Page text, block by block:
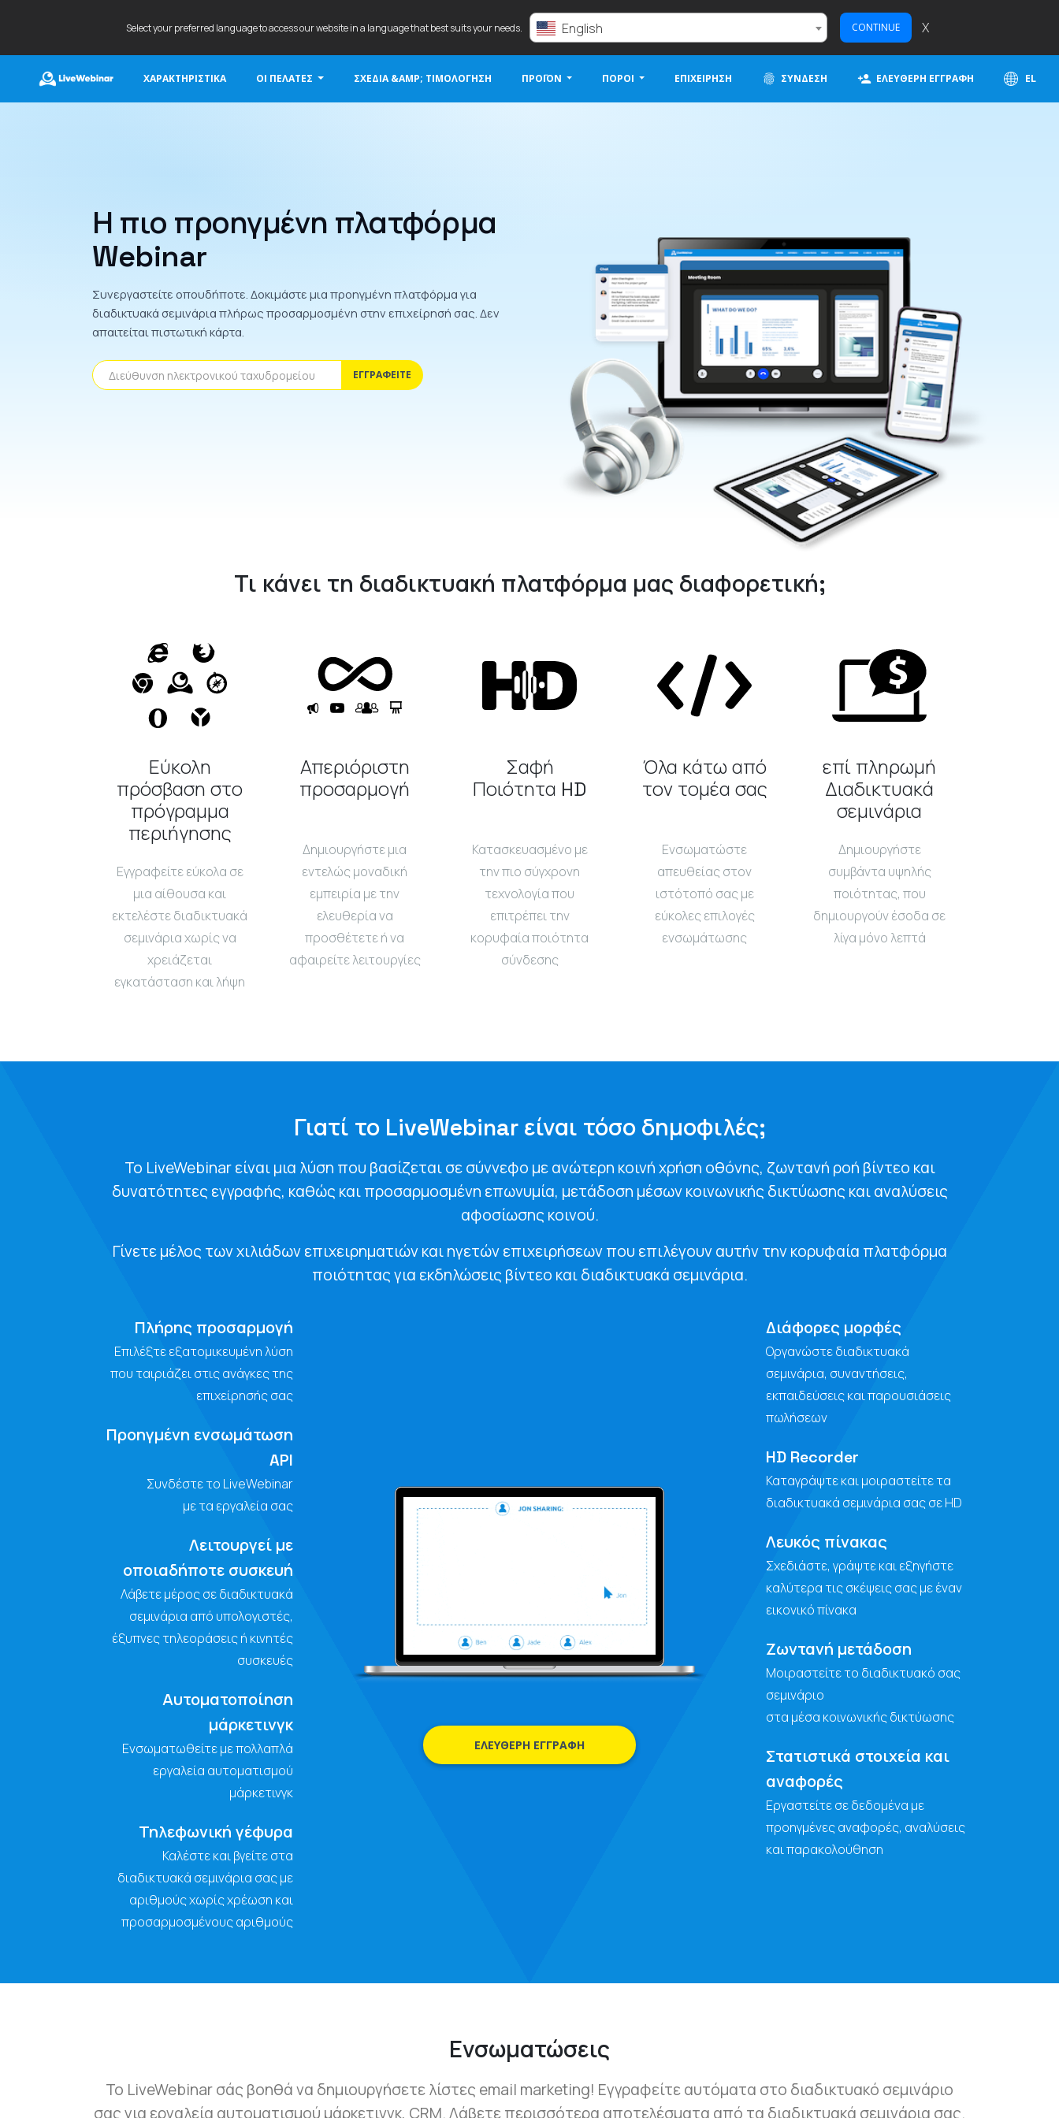
Select your preferred language to access our website in a language that best suits your needs. English CONTINUE X
ΧΑΡΑΚΤΗΡΙΣΤΙΚΆ ΟΙ ΠΕΛΆΤΕΣ ΣΧΈΔΙΑ &AMP; ΤΙΜΟΛΌΓΗΣΗ ΠΡΟΪΌΝ ΠΌΡΟΙ ΕΠΙΧΕΊΡΗΣΗ ΣΎΝΔΕΣΗ ΕΛΕΎΘΕΡΗ ΕΓΓΡΑΦΉ EL
Η πιο προηγμένη πλατφόρμα
Webinar
Συνεργαστείτε οπουδήποτε. Δοκιμάστε μια προηγμένη πλατφόρμα για
διαδικτυακά σεμινάρια πλήρως προσαρμοσμένη στην επιχείρησή σας. Δεν
απαιτείται πιστωτική κάρτα.
ηλεκτρονικού ταχυδρομείου ΕΓΓΡΑΦΕΊΤΕ
Τι κάνει τη διαδικτυακή πλατφόρμα μας διαφορετική;
Εύκολη
πρόσβαση στο
πρόγραμμα
περιήγησης
Εγγραφείτε εύκολα σε
μια αίθουσα και
εκτελέστε διαδικτυακά
σεμινάρια χωρίς να
χρειάζεται
εγκατάσταση και λήψη
Απεριόριστη
προσαρμογή
Δημιουργήστε μια
εντελώς μοναδική
εμπειρία με την
ελευθερία να
προσθέτετε ή να
αφαιρείτε λειτουργίες
Σαφή
Ποιότητα HD
Κατασκευασμένο με
την πιο σύγχρονη
τεχνολογία που
επιτρέπει την
κορυφαία ποιότητα
σύνδεσης
Όλα κάτω από
τον τομέα σας
Ενσωματώστε
απευθείας στον
ιστότοπό σας με
εύκολες επιλογές
ενσωμάτωσης
επί πληρωμή
Διαδικτυακά
σεμινάρια
Δημιουργήστε
συμβάντα υψηλής
ποιότητας, που
δημιουργούν έσοδα σε
λίγα μόνο λεπτά
Γιατί το LiveWebinar είναι τόσο δημοφιλές;
Το LiveWebinar είναι μια λύση που βασίζεται σε σύννεφο με ανώτερη κοινή χρήση οθόνης, ζωντανή ροή βίντεο και
δυνατότητες εγγραφής, καθώς και προσαρμοσμένη επωνυμία, μετάδοση μέσων κοινωνικής δικτύωσης και αναλύσεις
αφοσίωσης κοινού.
Γίνετε μέλος των χιλιάδων επιχειρηματιών και ηγετών επιχειρήσεων που επιλέγουν αυτήν την κορυφαία πλατφόρμα
ποιότητας για εκδηλώσεις βίντεο και διαδικτυακά σεμινάρια.
Πλήρης προσαρμογή
Επιλέξτε εξατομικευμένη λύση
που ταιριάζει στις ανάγκες της
επιχείρησής σας
Προηγμένη ενσωμάτωση
API
Συνδέστε το LiveWebinar
με τα εργαλεία σας
Λειτουργεί με
οποιαδήποτε συσκευή
Λάβετε μέρος σε διαδικτυακά
σεμινάρια από υπολογιστές,
έξυπνες τηλεοράσεις ή κινητές
συσκευές
Αυτοματοποίηση
μάρκετινγκ
Ενσωματωθείτε με πολλαπλά
εργαλεία αυτοματισμού
μάρκετινγκ
Τηλεφωνική γέφυρα
Καλέστε και βγείτε στα
διαδικτυακά σεμινάρια σας με
αριθμούς χωρίς χρέωση και
προσαρμοσμένους αριθμούς
ΕΛΕΎΘΕΡΗ ΕΓΓΡΑΦΉ
Διάφορες μορφές
Οργανώστε διαδικτυακά
σεμινάρια, συναντήσεις,
εκπαιδεύσεις και παρουσιάσεις
πωλήσεων
HD Recorder
Καταγράψτε και μοιραστείτε τα
διαδικτυακά σεμινάρια σας σε HD
Λευκός πίνακας
Σχεδιάστε, γράψτε και εξηγήστε
καλύτερα τις σκέψεις σας με έναν
εικονικό πίνακα
Ζωντανή μετάδοση
Μοιραστείτε το διαδικτυακό σας
σεμινάριο
στα μέσα κοινωνικής δικτύωσης
Στατιστικά στοιχεία και
αναφορές
Εργαστείτε σε δεδομένα με
προηγμένες αναφορές, αναλύσεις
και παρακολούθηση
Ενσωματώσεις
Το LiveWebinar σάς βοηθά να δημιουργήσετε λίστες email marketing! Εγγραφείτε αυτόματα στο διαδικτυακό σεμινάριο
σας για εργαλεία αυτοματισμού μάρκετινγκ, CRM. Λάβετε περισσότερα αποτελέσματα από τα διαδικτυακά σεμινάρια σας.